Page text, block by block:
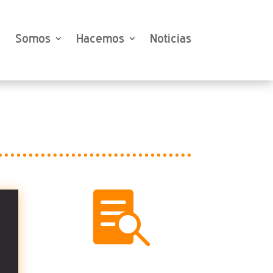
Somos Hacemos Noticias
